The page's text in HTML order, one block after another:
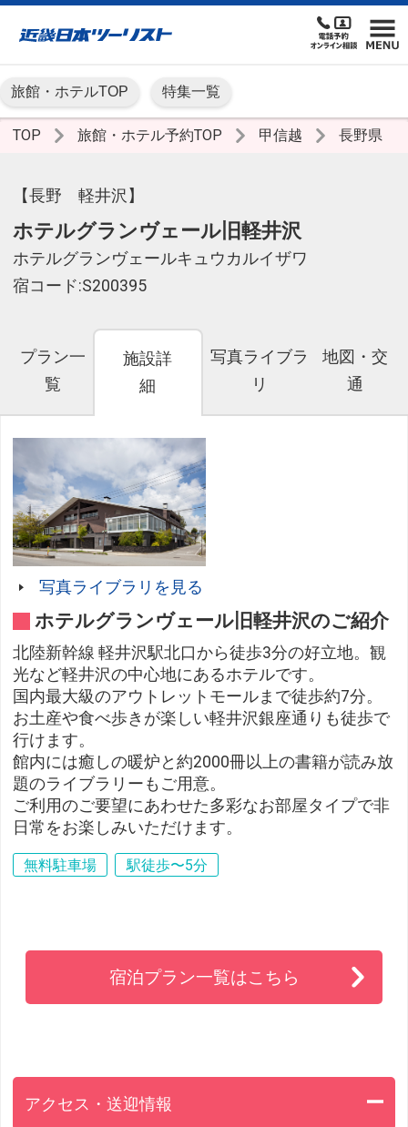
旅館・ホテルTOP 特集一覧
TOP 旅館・ホテル予約TOP 甲信越 長野県
【長野 軽井沢】
ホテルグランヴェール旧軽井沢
ホテルグランヴェールキュウカルイザワ
宿コード:S200395
プラン一
覧
施設詳
細
写真ライブラ
リ
地図・交
通
写真ライブラリを見る
ホテルグランヴェール旧軽井沢のご紹介
北陸新幹線 軽井沢駅北口から徒歩3分の好立地。観
光など軽井沢の中心地にあるホテルです。
国内最大級のアウトレットモールまで徒歩約7分。
お土産や食べ歩きが楽しい軽井沢銀座通りも徒歩で
行けます。
館内には癒しの暖炉と約2000冊以上の書籍が読み放
題のライブラリーもご用意。
ご利用のご要望にあわせた多彩なお部屋タイプで非
日常をお楽しみいただけます。
無料駐車場 駅徒歩〜5分
宿泊プラン一覧はこちら
アクセス・送迎情報